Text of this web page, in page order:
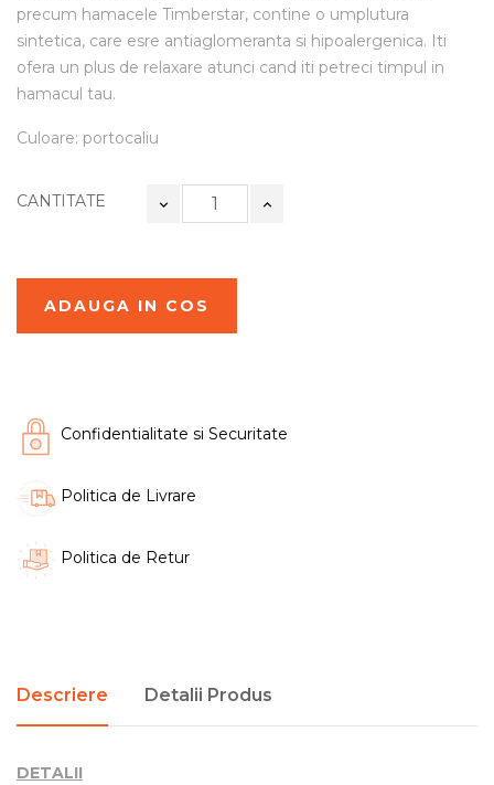
precum hamacele Timberstar, contine o umplutura
sintetica, care esre antiaglomeranta si hipoalergenica. Iti
ofera un plus de relaxare atunci cand iti petreci timpul in
hamacul tau.
Culoare: portocaliu
CANTITATE
ADAUGA IN COS
Confidentialitate si Securitate
Politica de Livrare
Politica de Retur
Descriere Detalii Produs
DETALII